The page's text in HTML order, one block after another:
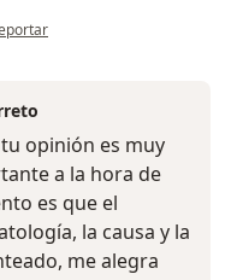
opinión del usuario Daniel
opinión es muy
a la hora de
es que el
la causa y la
me alegra